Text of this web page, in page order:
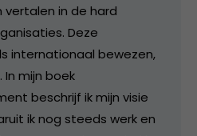
in de hard
Deze
internationaal bewezen,
In mijn boek
beschrijf ik mijn visie
ik nog steeds werk en